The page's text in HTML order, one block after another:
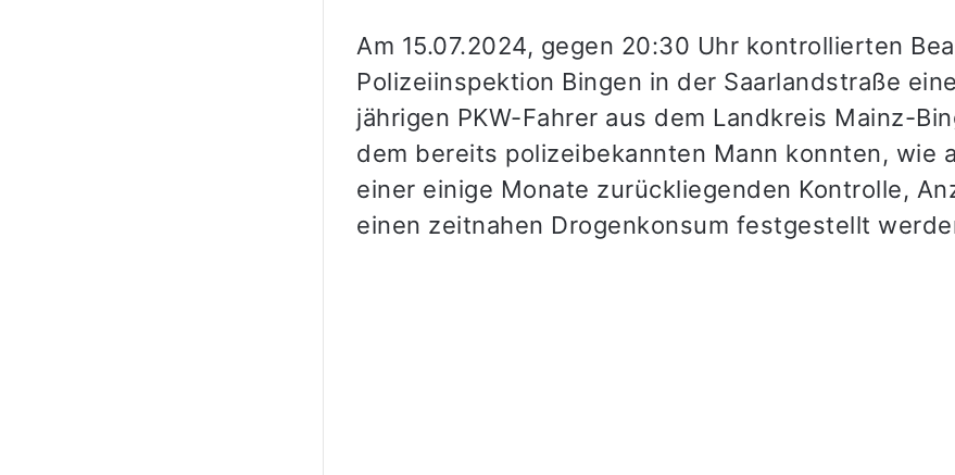
Am 15.07.2024, gegen 20:30 Uhr kontrollierten
Polizeiinspektion Bingen in der Saarlandstraße
jährigen PKW-Fahrer aus dem Landkreis Mainz-
dem bereits polizeibekannten Mann konnten, wie
einer einige Monate zurückliegenden Kontrolle,
einen zeitnahen Drogenkonsum festgestellt